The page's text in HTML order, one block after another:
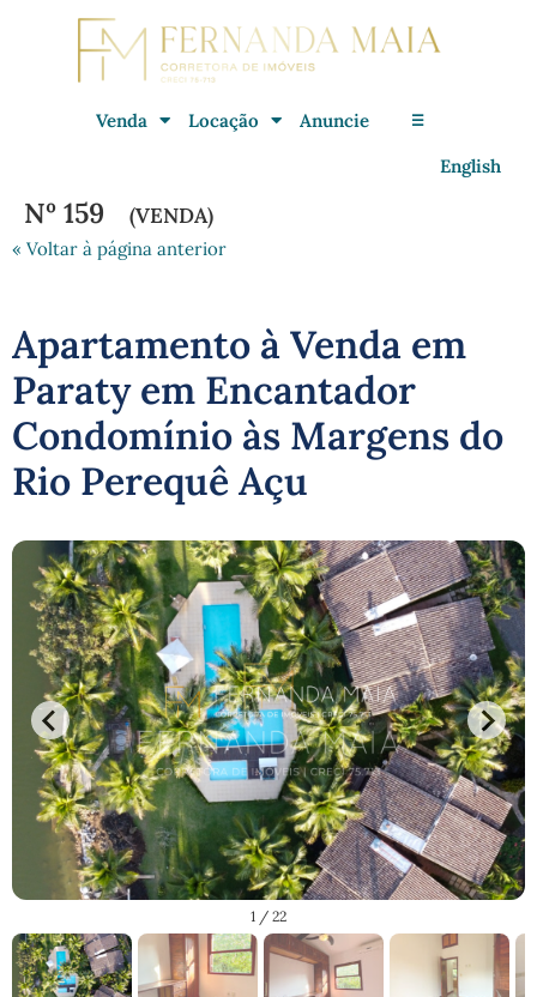
Venda Locação Anuncie ☰
English
Nº 159 (VENDA)
« Voltar à página anterior
Apartamento à Venda em
Paraty em Encantador
Condomínio às Margens do
Rio Perequê Açu
1 / 22